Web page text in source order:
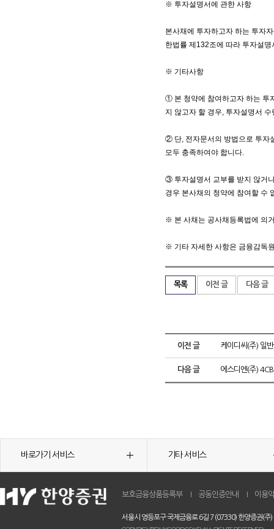
※ 투자설명서에 관한 사항
본사채에 투자하고자 하는 투자
한법률 제132조에 따라 투자설
※ 기타사항
① 본 청약에 참여하고자 하는 투
지 않고자 할 경우, 투자설명서
② 단, 전자문서의 방법으로 투자
모두 충족하여야 합니다.
③ 투자설명서 교부를 받지 않거
경우 본사채의 청약에 참여할 수
※ 본 사채는 공사채등록법에 의
※ 기타 자세한 사항은 금융감독
목록 이전 글 다음 글
이전 글 케이디씨(주) 일
다음 글 에스디엔(주)
바로가기 서비스 기타 서비스
보호금융상품등록부 공동인증안내 이용
서울시 영등포구 국제금융로 6길 7 (07330) 한양증권(주)